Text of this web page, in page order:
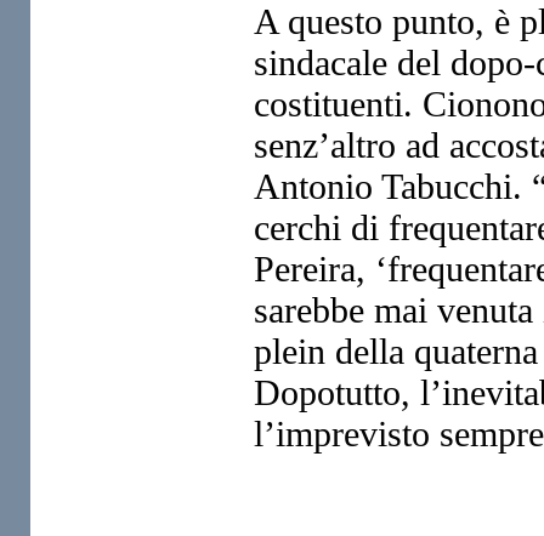
A questo punto, è
sindacale del
costituenti.
senz’altro ad
Antonio Tabucchi.
cerchi di
Pereira,
sarebbe mai
plein della
Dopotutto,
l’imprevisto